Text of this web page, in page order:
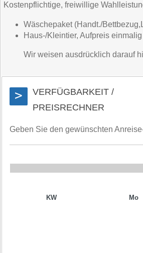
Kostenpflichtige, freiwillige
Wäschepaket (Handt./
Haus-/Kleintier, Aufpreis
Wir weisen ausdrücklich darauf
>
VERFÜGBARKEIT /
PREISRECHNER
Geben Sie den gewünschten
KW Mo